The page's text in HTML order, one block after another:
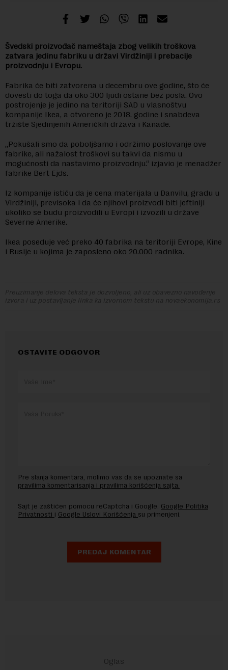
Švedski proizvođač nameštaja zbog velikih troškova
zatvara jedinu fabriku u državi Virdžiniji i prebacije
proizvodnju i Evropu.
Fabrika će biti zatvorena u decembru ove godine, što će
dovesti do toga da oko 300 ljudi ostane bez posla. Ovo
postrojenje je jedino na teritoriji SAD u vlasnoštvu
kompanije Ikea, a otvoreno je 2018. godine i snabdeva
tržište Sjedinjenih Američkih država i Kanade.
„Pokušali smo da poboljšamo i održimo poslovanje ove
fabrike, ali nažalost troškovi su takvi da nismu u
mogućnosti da nastavimo proizvodnju.“ izjavio je menadžer
fabrike Bert Ejds.
Iz kompanije ističu da je cena materijala u Danvilu, gradu u
Virdžiniji, previsoka i da će njihovi proizvodi biti jeftiniji
ukoliko se budu proizvodili u Evropi i izvozili u države
Severne Amerike.
Ikea poseduje već preko 40 fabrika na teritoriji Evrope, Kine
i Rusije u kojima je zaposleno oko 20.000 radnika.
Preuzimanje delova teksta je dozvoljeno, ali uz obavezno navođenje
izvora i uz postavljanje linka ka izvornom tekstu na novaekonomija.rs
OSTAVITE ODGOVOR
Pre slanja komentara, molimo vas da se upoznate sa
pravilima komentarisanja i pravilima korišćenja sajta.
Sajt je zaštićen pomocu reCaptcha i Google. Google Politika
Privatnosti i Google Uslovi Korišćenja su primenjeni.